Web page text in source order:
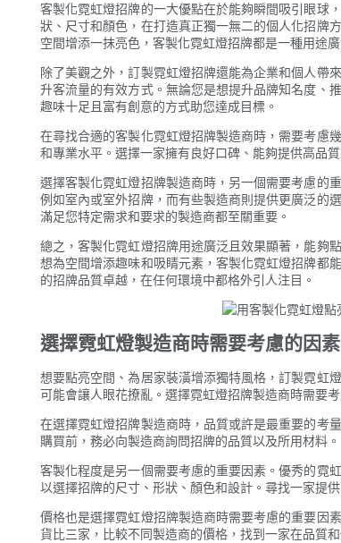
客製化霓虹燈招牌的一大優點在於能夠瞬間吸引眼球
狀、尺寸和顏色，在打造真正獨一無二的個人化招牌
空間增添一抹亮色，客製化霓虹燈招牌都是一種用途
除了美觀之外，訂製霓虹燈招牌還能為企業和個人帶
升客流量的有效方式。無論您是想提升品牌知名度、
趣味十足且富有創意的方式助您達成目標。
在尋找合適的客製化霓虹燈招牌製造商時，需要考慮
和專業水平。選擇一家擁有良好口碑、能夠提供高品
選擇客製化霓虹燈招牌製造商時，另一個需要考慮的
例如室內或室外招牌，而有些製造商則提供更廣泛的
滿足您特定需求和要求的製造商都至關重要。
總之，客製化霓虹燈招牌用途廣泛且效果顯著，能夠
想為空間增添趣味和吸睛元素，客製化霓虹燈招牌都
的招牌品質卓越，在任何環境中都格外引人注目。
選擇霓虹燈製造商時需要考慮的因素
想要點亮空間、為居家裝潢增添獨特風格，訂製霓虹
可能會讓人眼花撩亂。選擇霓虹燈招牌製造商時需要
在選擇霓虹燈招牌製造商時，品質或許是最重要的考
購買前，務必向製造商詢問招牌的品質以及所用材料。
客製化程度是另一個需要考慮的重要因素。優秀的霓
以選擇招牌的尺寸、形狀、顏色和設計。尋找一家提
價格也是選擇霓虹燈招牌製造商時需要考慮的重要因
貨比三家，比較不同製造商的價格，找到一家在品質